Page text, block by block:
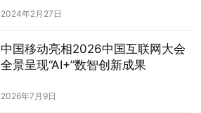
2024年2月27日
中国移动亮相2026中国互联网大会
全景呈现“AI+”数智创新成果
2026年7月9日